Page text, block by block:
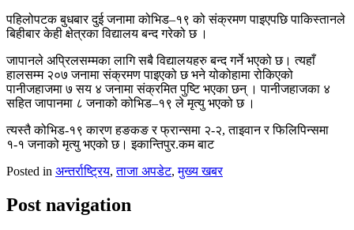
पहिलोपटक बुधबार दुई जनामा कोभिड–१९ को संक्रमण पाइएपछि पाकिस्तानले
बिहीबार केही क्षेत्रका विद्यालय बन्द गरेको छ ।
जापानले अप्रिलसम्मका लागि सबै विद्यालयहरु बन्द गर्ने भएको छ। त्यहाँ
हालसम्म २०७ जनामा संक्रमण पाइएको छ भने योकोहामा रोकिएको
पानीजहाजमा ७ सय ४ जनामा संक्रमित पुष्टि भएका छन् । पानीजहाजका ४
सहित जापानमा ८ जनाको कोभिड–१९ ले मृत्यु भएको छ ।
त्यस्तै कोभिड-१९ कारण हङकङ र फ्रान्समा २-२, ताइवान र फिलिपिन्समा
१-१ जनाको मृत्यु भएको छ। इकान्तिपुर.कम बाट
Posted in अन्तर्राष्ट्रिय,ताजा अपडेट,मुख्य खबर
Post navigation